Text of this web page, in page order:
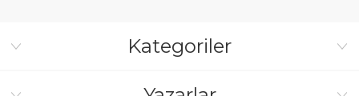
Kategoriler